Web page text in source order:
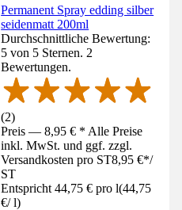
Permanent Spray edding silber
seidenmatt 200ml
Durchschnittliche Bewertung:
5 von 5 Sternen. 2
Bewertungen.
(2)
Preis — 8,95 € * Alle Preise
inkl. MwSt. und ggf. zzgl.
Versandkosten pro ST8,95 €*/
ST
Entspricht 44,75 € pro l(44,75
€/ l)